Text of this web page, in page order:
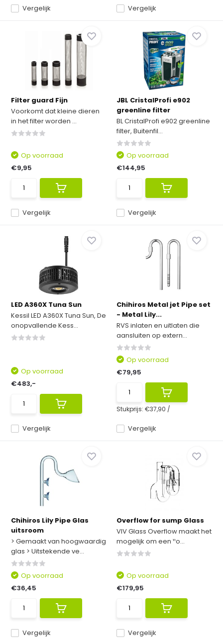
Vergelijk Vergelijk
Filter guard Fijn
Voorkomt dat kleine dieren
in het filter worden ...
Vergelijk
Op voorraad
€9,95
JBL CristalProfi e902
greenline filter
BL CristalProfi e902 greenline
filter, Buitenfil...
Vergelijk
Op voorraad
€144,95
LED A360X Tuna Sun
Kessil LED A360X Tuna Sun, De
onopvallende Kess...
Vergelijk
Op voorraad
€483,-
Chihiros Metal jet Pipe set
- Metal Lily...
RVS inlaten en uitlaten die
aansluiten op extern...
Vergelijk
Op voorraad
€79,95
Stukprijs: €37,90 /
Chihiros Lily Pipe Glas
uitsroom
> Gemaakt van hoogwaardig
glas > Uitstekende ve...
Vergelijk
Op voorraad
€36,45
Overflow for sump Glass
VIV Glass Overflow maakt het
mogelijk om een ¹¹o...
Vergelijk
Op voorraad
€179,95